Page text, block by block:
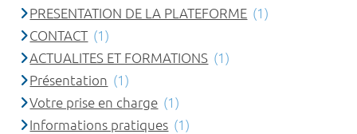
PRESENTATION DE LA PLATEFORME (1)
CONTACT (1)
ACTUALITES ET FORMATIONS (1)
Présentation (1)
Votre prise en charge (1)
Informations pratiques (1)